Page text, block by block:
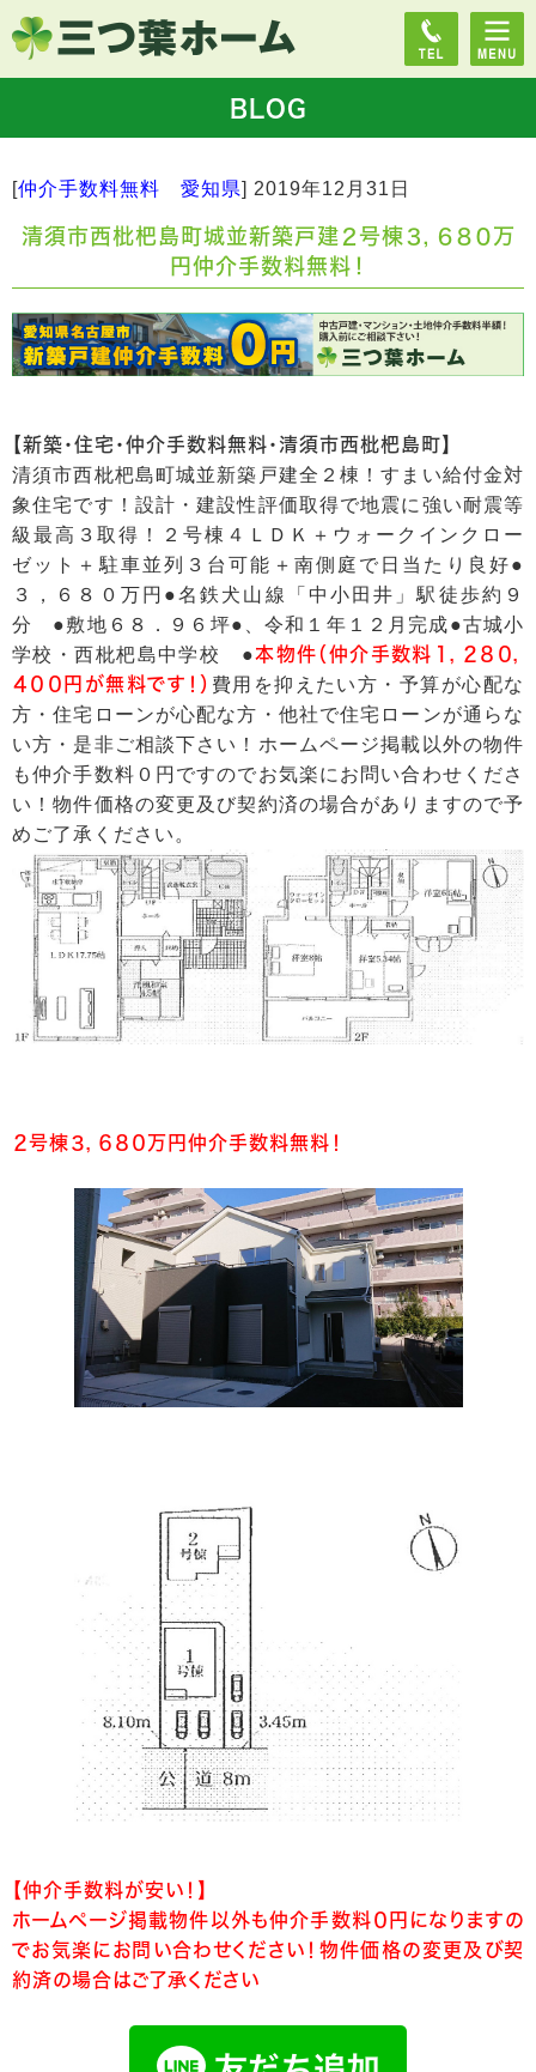
BLOG
[仲介手数料無料 愛知県] 2019年12月31日
清須市西枇杷島町城並新築戸建２号棟３，６８０万
円仲介手数料無料！
【新築・住宅・仲介手数料無料・清須市西枇杷島町】
清須市西枇杷島町城並新築戸建全２棟！すまい給付金対
象住宅です！設計・建設性評価取得で地震に強い耐震等
級最高３取得！２号棟４ＬＤＫ＋ウォークインクロー
ゼット＋駐車並列３台可能＋南側庭で日当たり良好●
３，６８０万円●名鉄犬山線「中小田井」駅徒歩約９
分 ●敷地６８．９６坪●、令和１年１２月完成●古城小
学校・西枇杷島中学校 ●本物件（仲介手数料１，２８０，
４００円が無料です！） 費用を抑えたい方・予算が心配な
方・住宅ローンが心配な方・他社で住宅ローンが通らな
い方・是非ご相談下さい！ホームページ掲載以外の物件
も仲介手数料０円ですのでお気楽にお問い合わせくださ
い！物件価格の変更及び契約済の場合がありますので予
めご了承ください。
２号棟３，６８０万円仲介手数料無料！
【仲介手数料が安い！】
ホームページ掲載物件以外も仲介手数料０円になりますの
でお気楽にお問い合わせください！物件価格の変更及び契
約済の場合はご了承ください